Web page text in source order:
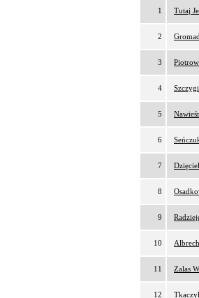
1 Tutaj
2
3
4
5
6
7
8
9
10
11 Zalas
12